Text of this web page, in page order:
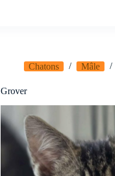
Chatons Mâle
Grover